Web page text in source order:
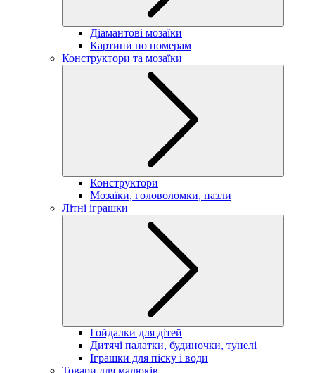
Діамантові мозаїки
Картини по номерам
Конструктори та мозаїки
Конструктори
Мозаїки, головоломки, пазли
Літні іграшки
Гойдалки для дітей
Дитячі палатки, будиночки, тунелі
Іграшки для піску і води
Товари для малюків